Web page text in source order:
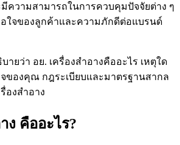
มีความสามารถในการควบคุมปัจจัยต่าง ๆ
ใจของลูกค้าและความภักดีต่อแบรนด์
ายว่า อย. เครื่องสำอางคืออะไร เหตุใด
ของคุณ กฎระเบียบและมาตรฐานสากล
องสำอาง
ง คืออะไร?